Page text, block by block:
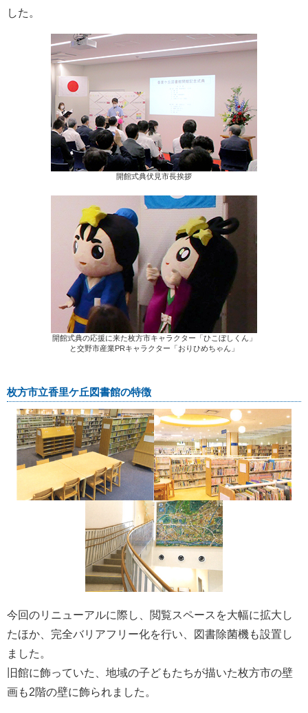
した。
開館式典伏見市長挨拶
開館式典の応援に来た枚方市キャラクター「ひこぼしくん」
と交野市産業PRキャラクター「おりひめちゃん」
枚方市立香里ケ丘図書館の特徴
今回のリニューアルに際し、閲覧スペースを大幅に拡大し
たほか、完全バリアフリー化を行い、図書除菌機も設置し
ました。
旧館に飾っていた、地域の子どもたちが描いた枚方市の壁
画も2階の壁に飾られました。